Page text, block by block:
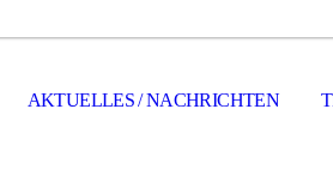
AKTUELLES / NACHRICHTEN